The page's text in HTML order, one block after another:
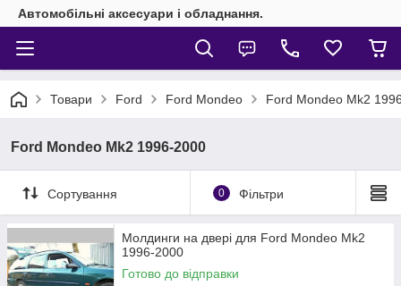
Автомобільні аксесуари і обладнання.
Товари Ford Ford Mondeo Ford Mondeo Mk2
Ford Mondeo Mk2 1996-2000
Сортування 0 Фільтри
Молдинги на двері для Ford Mondeo Mk2
1996-2000
Готово до відправки